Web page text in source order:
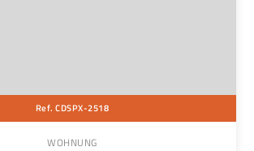
Ref. CDSPX-2518
WOHNUNG